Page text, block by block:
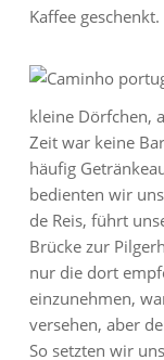
Kaffee geschenkt.
kleine Dörfchen,
Zeit war keine
häufig
bedienten wir
de Reis, führt
Brücke zur
nur die dort
einzunehmen,
versehen, aber
So setzten wir